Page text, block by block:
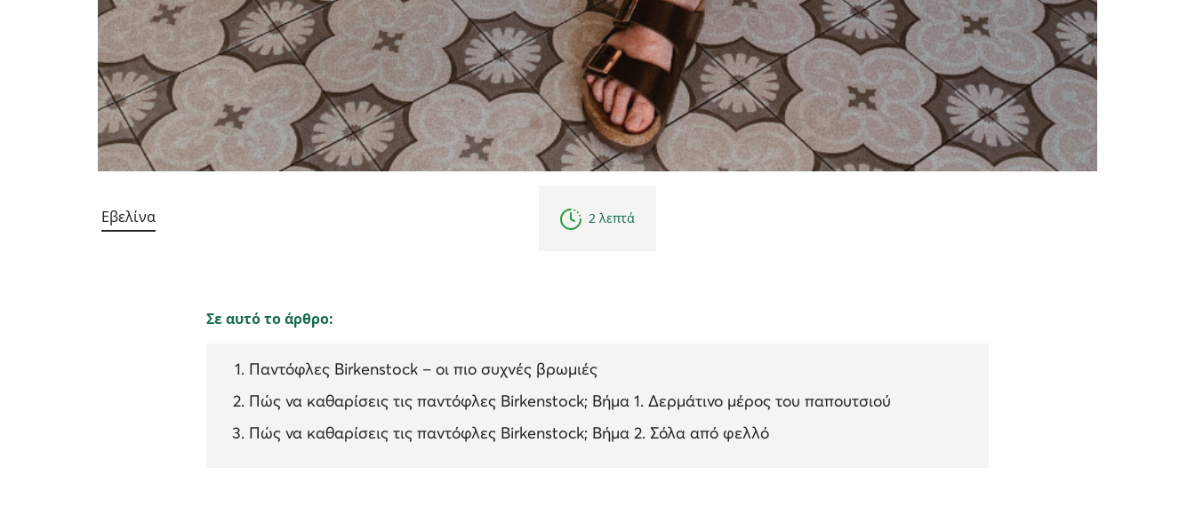
Συμβουλές
Εβελίνα 2 λεπτά
Σε αυτό το άρθρο:
Παντόφλες Birkenstock – οι πιο συχνές βρωμιές
Πώς να καθαρίσεις τις παντόφλες Birkenstock; Βήμα 1. Δερμάτινο μέρος του παπουτσιού
Πώς να καθαρίσεις τις παντόφλες Birkenstock; Βήμα 2. Σόλα από φελλό